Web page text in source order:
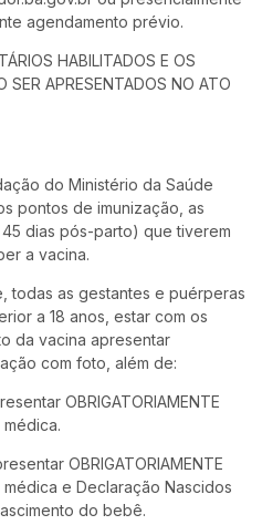
agendamento prévio.
HABILITADOS E OS
SER APRESENTADOS NO ATO
do Ministério da Saúde
pontos de imunização, as
45 dias pós-parto) que tiverem
a vacina.
todas as gestantes e puérperas
a 18 anos, estar com os
da vacina apresentar
com foto, além de:
OBRIGATORIAMENTE
OBRIGATORIAMENTE
e Declaração Nascidos
do bebê.